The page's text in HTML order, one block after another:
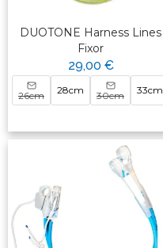
DUOTONE Harness Lines
Fixor
29,00 €
26cm 28cm 30cm 33cm